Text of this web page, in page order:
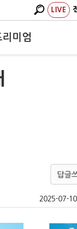
LIVE
리미엄
답글
2025-07-